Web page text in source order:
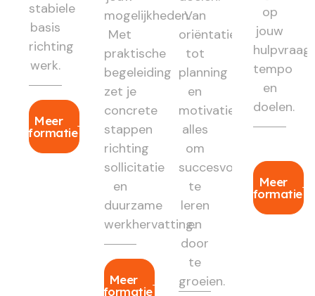
stabiele
basis
richting
werk.
Meer
informatie
mogelijkheden.
Met
praktische
begeleiding
zet je
concrete
stappen
richting
sollicitatie
en
duurzame
werkhervatting.
Meer
informatie
Van
oriëntatie
tot
planning
en
motivatie:
alles
om
succesvol
te
leren
en
door
te
groeien.
op
jouw
hulpvraag,
tempo
en
doelen.
Meer
informatie